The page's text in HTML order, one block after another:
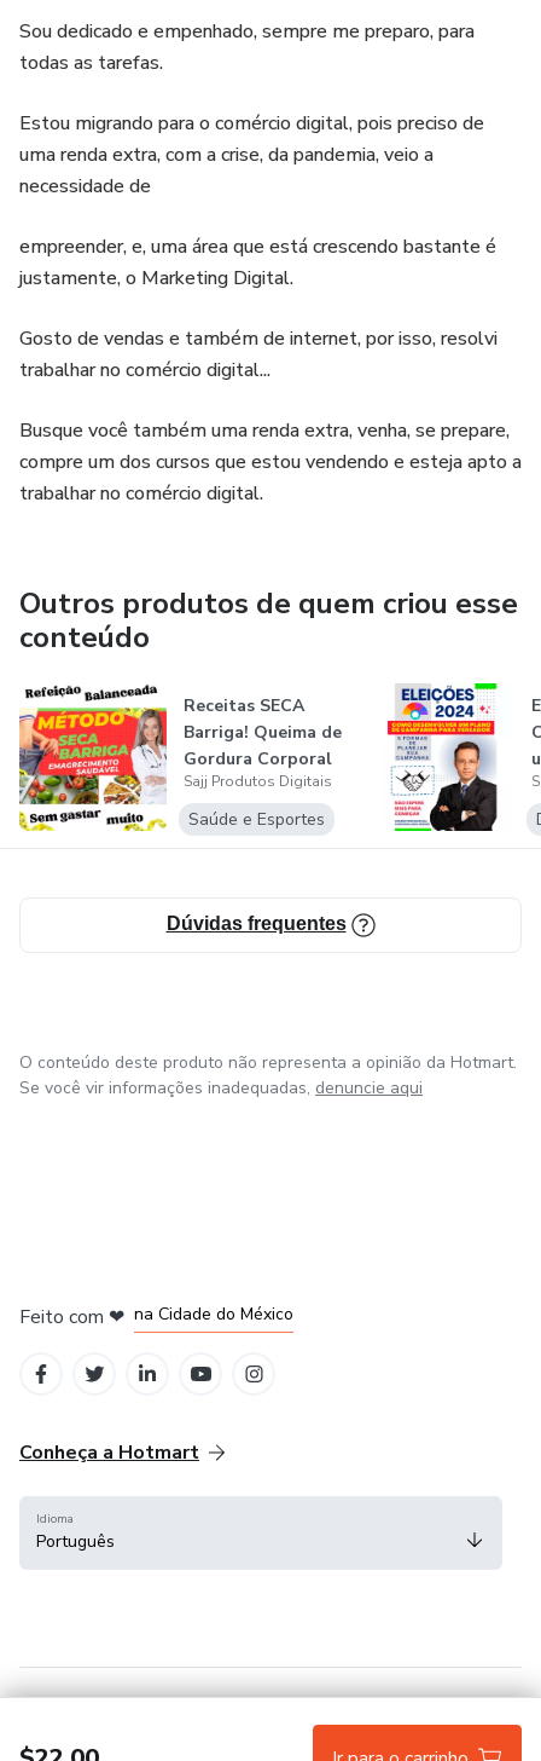
🔹 Como escalar o projeto para outras cidades e aumentar
🎁 Bônus Exclusivos:
Checklists para publicação rápida de notícias
Templates para redes sociais
🚀 Por que este curso é diferente?
prefeituras e negócios locais, garantindo contratos mensais
que podem gerar renda previsível e escalável.
👉 Garanta agora sua vaga e comece hoje mesmo a
construir seu portal de notícias rentável!
Sou dedicado e empenhado, sempre me preparo, para
todas as tarefas.
Estou migrando para o comércio digital, pois preciso de
uma renda extra, com a crise, da pandemia, veio a
necessidade de
empreender, e, uma área que está crescendo bastante é
justamente, o Marketing Digital.
Gosto de vendas e também de internet, por isso, resolvi
trabalhar no comércio digital...
Busque você também uma renda extra, venha, se prepare,
compre um dos cursos que estou vendendo e esteja apto a
trabalhar no comércio digital.
Outros produtos de quem criou esse
conteúdo
Receitas SECA
Barriga! Queima de
Gordura Corporal
Sajj Produtos Digitais
Saúde e Esportes
Dúvidas frequentes
O conteúdo deste produto não representa a opinião da Hotmart.
Se você vir informações inadequadas, denuncie aqui
Feito com ❤ na Cidade do México
Conheça a Hotmart
Idioma
Português